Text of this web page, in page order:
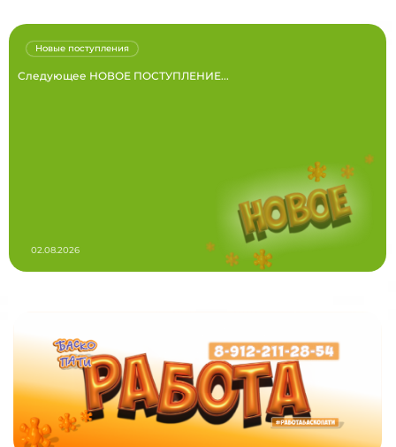
Следующее НОВОЕ ПОСТУПЛЕНИЕ...
Новые поступления
02.08.2026